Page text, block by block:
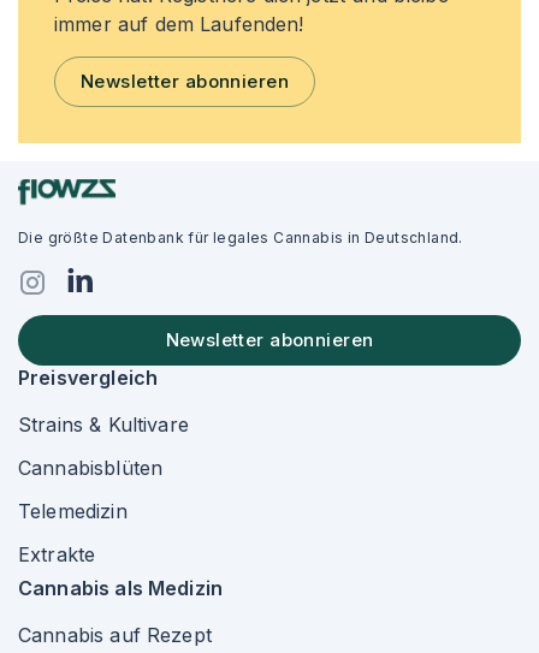
immer auf dem Laufenden!
Newsletter abonnieren
Die größte Datenbank für legales Cannabis in Deutschland.
Newsletter abonnieren
Preisvergleich
Strains & Kultivare
Cannabisblüten
Telemedizin
Extrakte
Cannabis als Medizin
Cannabis auf Rezept